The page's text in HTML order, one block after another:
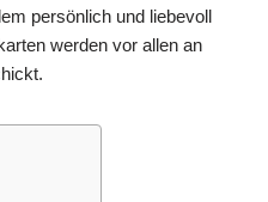
persönlich und liebevoll
werden vor allen an